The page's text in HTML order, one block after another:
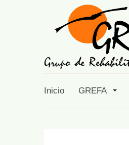
Inicio GREFA